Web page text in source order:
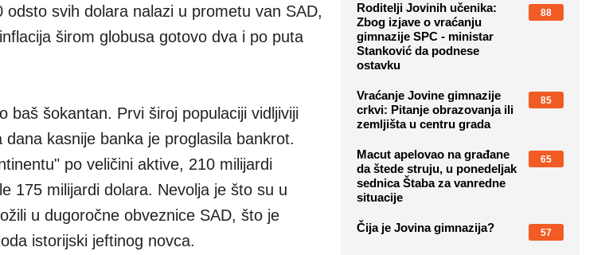
svih dolara nalazi u prometu van SAD,
širom globusa gotovo dva i po puta
baš šokantan. Prvi široj populaciji vidljiviji
kasnije banka je proglasila bankrot.
po veličini aktive, 210 milijardi
175 milijardi dolara. Nevolja je što su u
u dugoročne obveznice SAD, što je
istorijski jeftinog novca.
Roditelji Jovinih učenika:
Zbog izjave o vraćanju
gimnazije SPC - ministar
Stanković da podnese
ostavku
88
Vraćanje Jovine gimnazije
crkvi: Pitanje obrazovanja ili
zemljišta u centru grada
85
Macut apelovao na građane
da štede struju, u ponedeljak
sednica Štaba za vanredne
situacije
65
Čija je Jovina gimnazija? 57